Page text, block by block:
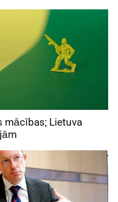
mācības; Lietuva